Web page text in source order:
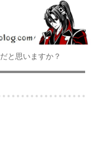
と思いますか？